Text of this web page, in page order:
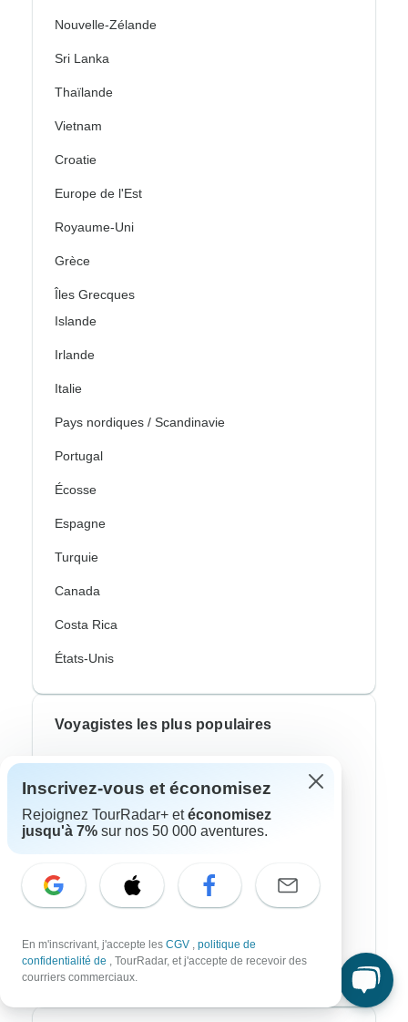
Nouvelle-Zélande
Sri Lanka
Thaïlande
Vietnam
Croatie
Europe de l'Est
Royaume-Uni
Grèce
Îles Grecques
Islande
Irlande
Italie
Pays nordiques / Scandinavie
Portugal
Écosse
Espagne
Turquie
Canada
Costa Rica
États-Unis
Voyagistes les plus populaires
G Adventures
Topdeck
Trafalgar
CroisiEurope River Cruises
Inscrivez-vous et économisez
Rejoignez TourRadar+ etéconomisez
jusqu'à 7% sur nos 50 000 aventures.
En m'inscrivant, j'accepte les CGV , politique de
confidentialité de , TourRadar, et j'accepte de recevoir des
courriers commerciaux.